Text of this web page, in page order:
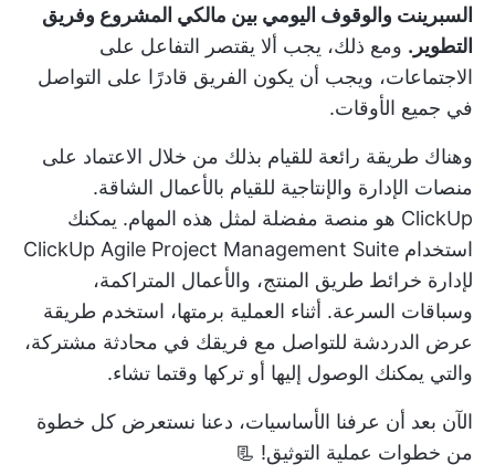
السبرينت والوقوف اليومي بين مالكي المشروع وفريق
التطوير. ومع ذلك، يجب ألا يقتصر التفاعل على
الاجتماعات، ويجب أن يكون الفريق قادرًا على التواصل
في جميع الأوقات.
وهناك طريقة رائعة للقيام بذلك من خلال الاعتماد على
منصات الإدارة والإنتاجية للقيام بالأعمال الشاقة.
ClickUp هو منصة مفضلة لمثل هذه المهام. يمكنك
استخدام ClickUp Agile Project Management Suite
لإدارة خرائط طريق المنتج، والأعمال المتراكمة،
وسباقات السرعة. أثناء العملية برمتها، استخدم طريقة
عرض الدردشة للتواصل مع فريقك في محادثة مشتركة،
والتي يمكنك الوصول إليها أو تركها وقتما تشاء.
الآن بعد أن عرفنا الأساسيات، دعنا نستعرض كل خطوة
من خطوات عملية التوثيق! 📃